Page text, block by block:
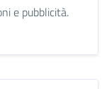
e pubblicità.